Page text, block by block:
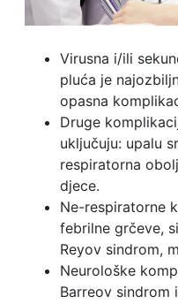
Virusna i/ili
pluća je
opasna
Druge
uključuju: upalu
respiratorna
djece.
Ne-respiratorne
febrilne grčeve,
Reyov sindrom,
Neurološke
Barreov sindrom